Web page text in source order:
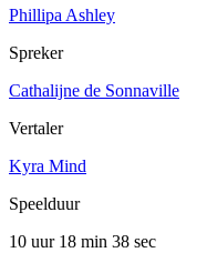
Phillipa Ashley
Spreker
Cathalijne de Sonnaville
Vertaler
Kyra Mind
Speelduur
10 uur 18 min 38 sec